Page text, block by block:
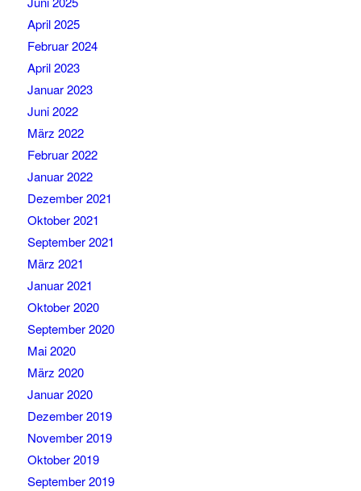
April 2025
Februar 2024
April 2023
Januar 2023
Juni 2022
März 2022
Februar 2022
Januar 2022
Dezember 2021
Oktober 2021
September 2021
März 2021
Januar 2021
Oktober 2020
September 2020
Mai 2020
März 2020
Januar 2020
Dezember 2019
November 2019
Oktober 2019
September 2019